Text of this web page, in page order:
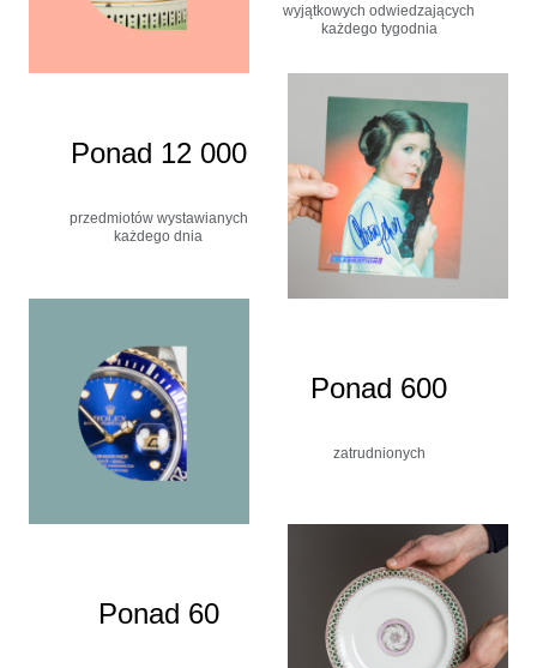
wyjątkowych odwiedzających
każdego tygodnia
Ponad 12 000
przedmiotów wystawianych
każdego dnia
Ponad 600
zatrudnionych
Ponad 60